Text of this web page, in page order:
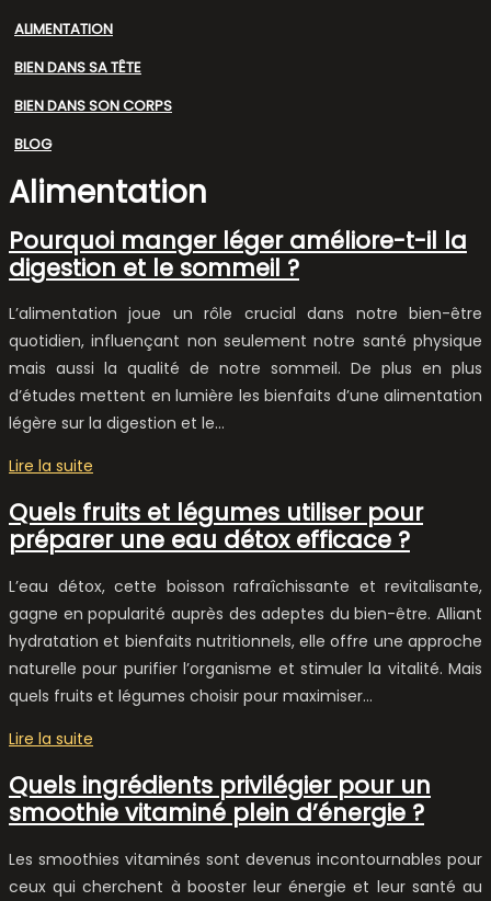
ALIMENTATION
BIEN DANS SA TÊTE
BIEN DANS SON CORPS
BLOG
Alimentation
Pourquoi manger léger améliore-t-il la
digestion et le sommeil ?
L’alimentation joue un rôle crucial dans notre bien-être
quotidien, influençant non seulement notre santé physique
mais aussi la qualité de notre sommeil. De plus en plus
d’études mettent en lumière les bienfaits d’une alimentation
légère sur la digestion et le…
Lire la suite
Quels fruits et légumes utiliser pour
préparer une eau détox efficace ?
L’eau détox, cette boisson rafraîchissante et revitalisante,
gagne en popularité auprès des adeptes du bien-être. Alliant
hydratation et bienfaits nutritionnels, elle offre une approche
naturelle pour purifier l’organisme et stimuler la vitalité. Mais
quels fruits et légumes choisir pour maximiser…
Lire la suite
Quels ingrédients privilégier pour un
smoothie vitaminé plein d’énergie ?
Les smoothies vitaminés sont devenus incontournables pour
ceux qui cherchent à booster leur énergie et leur santé au